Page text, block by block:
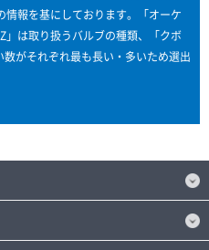
報を基にしております。「オーケ
」は取り扱うバルブの種類、「クボ
がそれぞれ最も長い・多いため選出